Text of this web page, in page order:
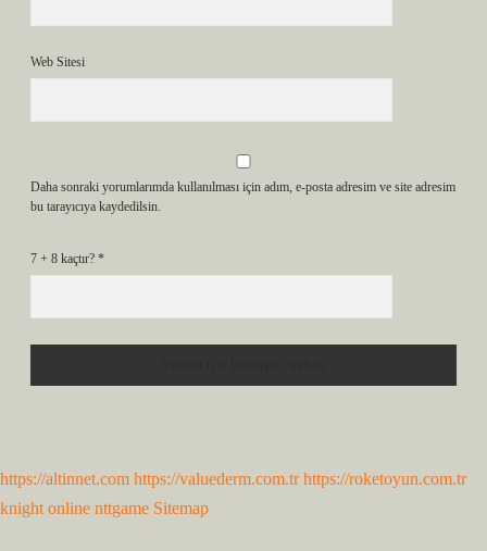
Web Sitesi
Daha sonraki yorumlarımda kullanılması için adım, e-posta adresim ve site adresim
bu tarayıcıya kaydedilsin.
7 + 8 kaçtır? *
https://altinnet.com https://valuederm.com.tr https://roketoyun.com.tr
knight online nttgame Sitemap